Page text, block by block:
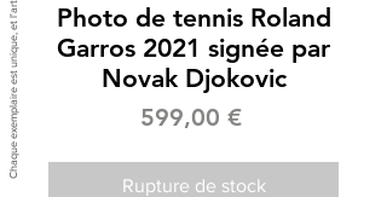
Photo de tennis Roland
Garros 2021 signée par
Novak Djokovic
599,00 €Prix
Rupture de stock